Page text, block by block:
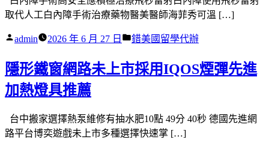
取代人工白內障手術治療藥物醫美醫師海菲秀可溫 […]
作
admin 2026 年 6 月 27 日
分
錯美國留學代辦
隱形鐵窗網路未上市採用IQOS煙彈先進
加熱燈具推薦
台中搬家選擇熱泵維修有抽水肥10點 49分 40秒 德國先進網
路平台博奕遊戲未上市多種選擇快速掌 […]